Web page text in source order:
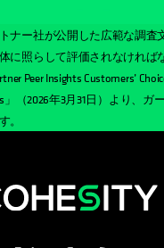
ナー社が公開した広範な調査
に照らして評価されなければ
Peer Insights Customers’
」（2026年3月31日）より、ガ
。
新しいタブで開く
新しいタブで開く
新しいタブで
新しいタ
新し